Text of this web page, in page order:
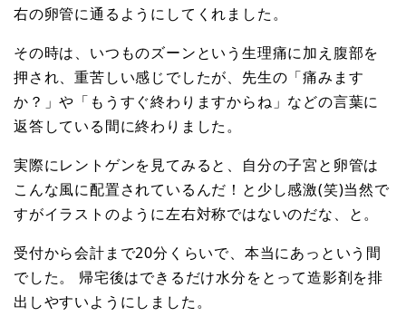
右の卵管に通るようにしてくれました。
その時は、いつものズーンという生理痛に加え腹部を
押され、重苦しい感じでしたが、先生の「痛みます
か？」や「もうすぐ終わりますからね」などの言葉に
返答している間に終わりました。
実際にレントゲンを見てみると、自分の子宮と卵管は
こんな風に配置されているんだ！と少し感激(笑)当然で
すがイラストのように左右対称ではないのだな、と。
受付から会計まで20分くらいで、本当にあっという間
でした。 帰宅後はできるだけ水分をとって造影剤を排
出しやすいようにしました。